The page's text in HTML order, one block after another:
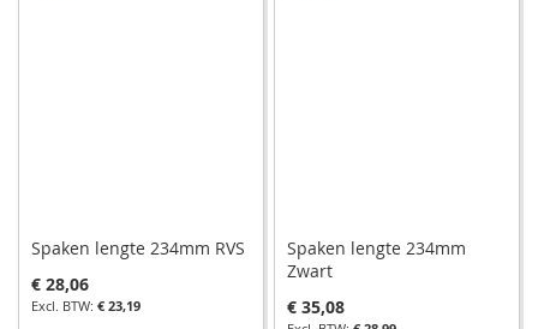
Spaken lengte 234mm RVS
€ 28,06
€ 23,19
Spaken lengte 234mm
Zwart
€ 35,08